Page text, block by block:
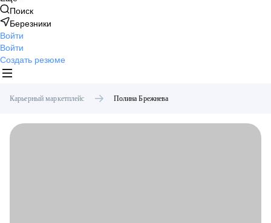
Поиск
Березники
Войти
Войти
Создать резюме
Карьерный маркетплейс Полина Брежнева